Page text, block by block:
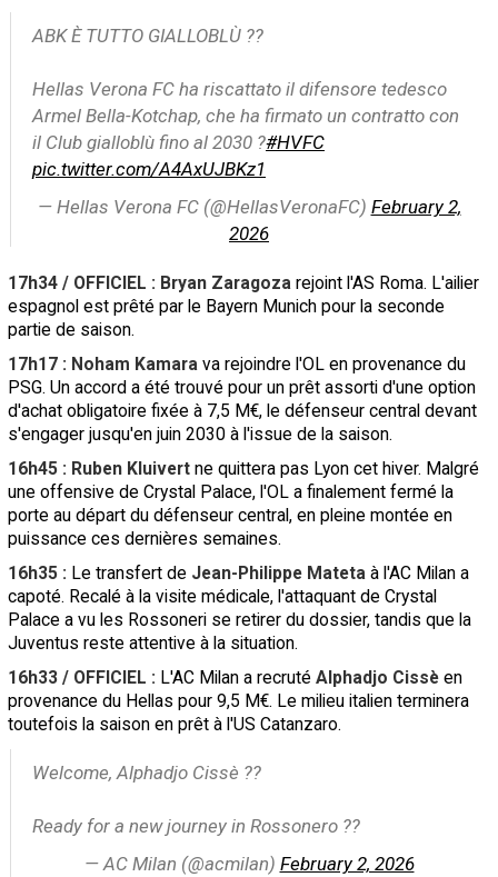
ABK È TUTTO GIALLOBLÙ ??
Hellas Verona FC ha riscattato il difensore tedesco
Armel Bella-Kotchap, che ha firmato un contratto con
il Club gialloblù fino al 2030 ?#HVFC
pic.twitter.com/A4AxUJBKz1
— Hellas Verona FC (@HellasVeronaFC) February 2,
2026
17h34 / OFFICIEL : Bryan Zaragoza rejoint l'AS Roma. L'ailier
espagnol est prêté par le Bayern Munich pour la seconde
partie de saison.
17h17 : Noham Kamara va rejoindre l'OL en provenance du
PSG. Un accord a été trouvé pour un prêt assorti d'une option
d'achat obligatoire fixée à 7,5 M€, le défenseur central devant
s'engager jusqu'en juin 2030 à l'issue de la saison.
16h45 : Ruben Kluivert ne quittera pas Lyon cet hiver. Malgré
une offensive de Crystal Palace, l'OL a finalement fermé la
porte au départ du défenseur central, en pleine montée en
puissance ces dernières semaines.
16h35 : Le transfert de Jean-Philippe Mateta à l'AC Milan a
capoté. Recalé à la visite médicale, l'attaquant de Crystal
Palace a vu les Rossoneri se retirer du dossier, tandis que la
Juventus reste attentive à la situation.
16h33 / OFFICIEL : L'AC Milan a recruté Alphadjo Cissè en
provenance du Hellas pour 9,5 M€. Le milieu italien terminera
toutefois la saison en prêt à l'US Catanzaro.
Welcome, Alphadjo Cissè ??
Ready for a new journey in Rossonero ??
— AC Milan (@acmilan) February 2, 2026